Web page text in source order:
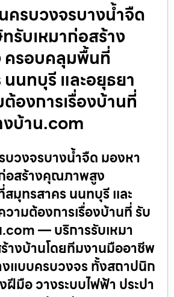
ครบวงจรบางน้ำจืด
รับเหมาก่อสร้าง
รอบคลุมพื้นที่
นทบุรี และอยุธยา
องการเรื่องบ้านที่
งบ้าน.com
บวงจรบางน้ำจืด มองหา
อสร้างคุณภาพสูง
มุทรสาคร นนทบุรี และ
ามต้องการเรื่องบ้านที่ รับ
.com — บริการรับเหมา
างบ้านโดยทีมงานมืออาชีพ
งแบบครบวงจร ทั้งสถาปนิก
ฝีมือ วางระบบไฟฟ้า ประปา